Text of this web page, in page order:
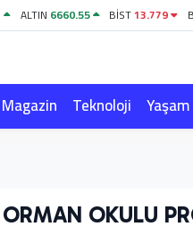
ALTIN 6660.55 BİST13.779
Magazin Teknoloji Yaşam
ORMAN OKULU